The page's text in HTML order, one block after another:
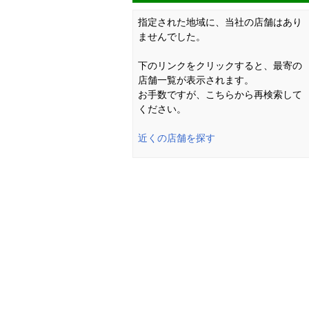
指定された地域に、当社の店舗はあり
ませんでした。
下のリンクをクリックすると、最寄の
店舗一覧が表示されます。
お手数ですが、こちらから再検索して
ください。
近くの店舗を探す